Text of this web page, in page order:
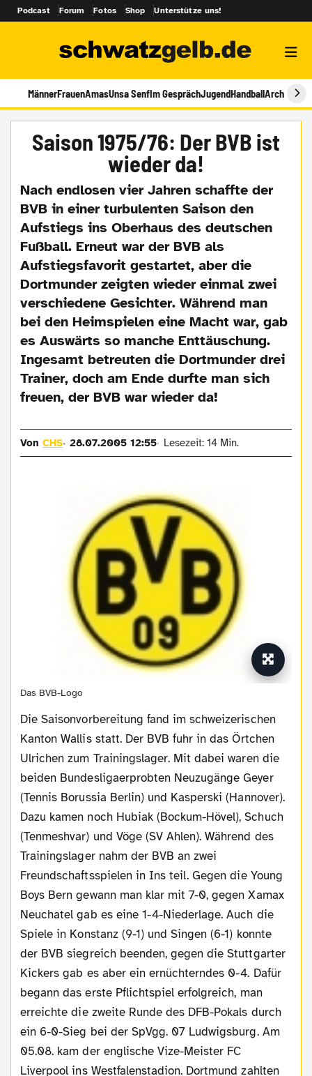
Podcast Forum Fotos Shop Unterstütze uns!
MännerFrauenAmasUnsa SenfIm GesprächJugendHandballArchiv
Saison 1975/76: Der BVB ist
wieder da!
Nach endlosen vier Jahren schaffte der
BVB in einer turbulenten Saison den
Aufstiegs ins Oberhaus des deutschen
Fußball. Erneut war der BVB als
Aufstiegsfavorit gestartet, aber die
Dortmunder zeigten wieder einmal zwei
verschiedene Gesichter. Während man
bei den Heimspielen eine Macht war, gab
es Auswärts so manche Enttäuschung.
Ingesamt betreuten die Dortmunder drei
Trainer, doch am Ende durfte man sich
freuen, der BVB war wieder da!
VonCHS 28.07.2005 12:55 Lesezeit: 14 Min.
Das BVB-Logo
Die Saisonvorbereitung fand im schweizerischen
Kanton Wallis statt. Der BVB fuhr in das Örtchen
Ulrichen zum Trainingslager. Mit dabei waren die
beiden Bundesligaerprobten Neuzugänge Geyer
(Tennis Borussia Berlin) und Kasperski (Hannover).
Dazu kamen noch Hubiak (Bockum-Hövel), Schuch
(Tenmeshvar) und Vöge (SV Ahlen). Während des
Trainingslager nahm der BVB an zwei
Freundschaftsspielen in Ins teil. Gegen die Young
Boys Bern gewann man klar mit 7-0, gegen Xamax
Neuchatel gab es eine 1-4-Niederlage. Auch die
Spiele in Konstanz (9-1) und Singen (6-1) konnte
der BVB siegreich beenden, gegen die Stuttgarter
Kickers gab es aber ein ernüchterndes 0-4. Dafür
begann das erste Pflichtspiel erfolgreich, man
erreichte die zweite Runde des DFB-Pokals durch
ein 6-0-Sieg bei der SpVgg. 07 Ludwigsburg. Am
05.08. kam der englische Vize-Meister FC
Liverpool ins Westfalenstadion. Dortmund zahlten